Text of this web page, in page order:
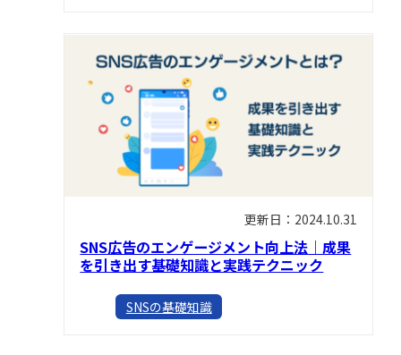
更新日：2024.10.31
SNS広告のエンゲージメント向上法｜成果
を引き出す基礎知識と実践テクニック
SNSの基礎知識